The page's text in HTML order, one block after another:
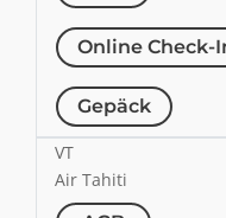
Online Check-
Gepäck
VT
Air Tahiti